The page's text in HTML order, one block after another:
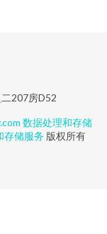
207房D52
数据处理和存储
存储服务 版权所有